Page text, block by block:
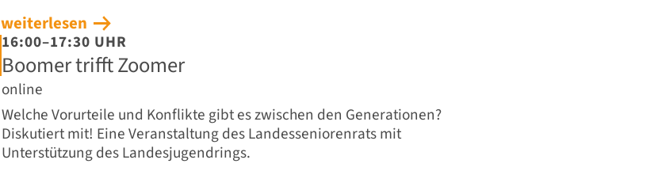
weiterlesen
16:00–17:30 UHR
Boomer trifft Zoomer
online
Welche Vorurteile und Konflikte gibt es zwischen den Generationen?
Diskutiert mit! Eine Veranstaltung des Landesseniorenrats mit
Unterstützung des Landesjugendrings.